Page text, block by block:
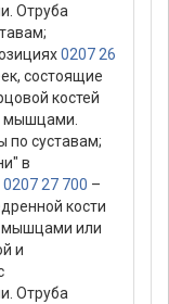
Отруба
0207 26
состоящие
костей
мышцами.
по суставам;
в
0207 27 700 –
кости
мышцами или
и
Отруба